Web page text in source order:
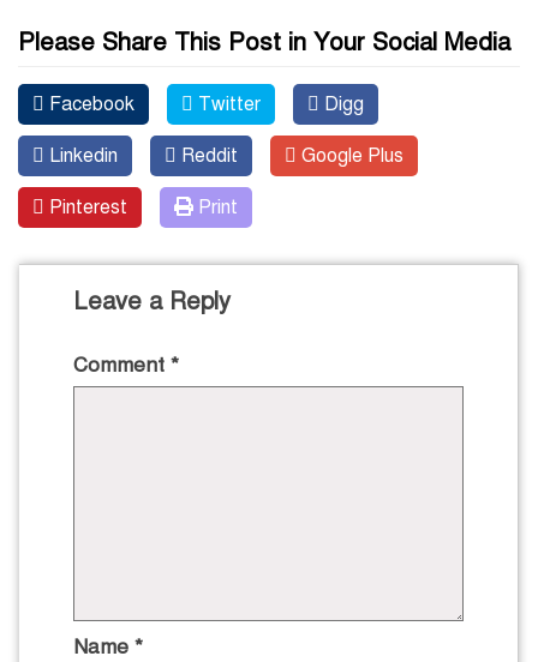
Please Share This Post in Your Social Media
Facebook Twitter Digg
Linkedin Reddit Google Plus
Pinterest Print
Leave a Reply
Comment *
Name *